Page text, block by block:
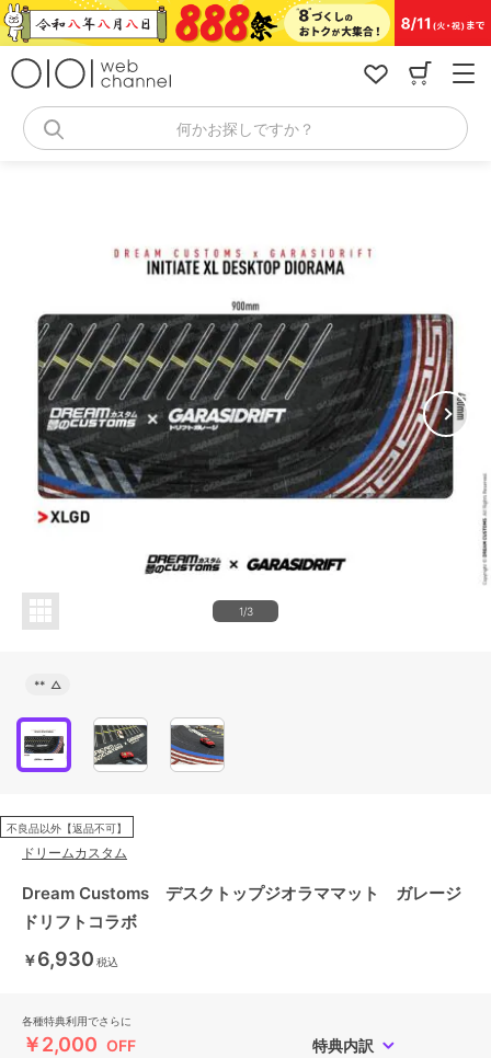
コ
ン
何かお探しですか？
1/3
** △
不良品以外【返品不可】
ドリームカスタム
Dream Customs デスクトップジオラママット ガレージ
ドリフトコラボ
￥6,930 税込
各種特典利用でさらに
￥2,000 OFF 特典内訳